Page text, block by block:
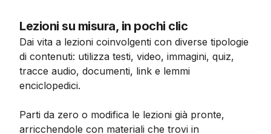
Lezioni su misura, in pochi clic
Dai vita a lezioni coinvolgenti con diverse tipologie
di contenuti: utilizza testi, video, immagini, quiz,
tracce audio, documenti, link e lemmi
enciclopedici.
Parti da zero o modifica le lezioni già pronte,
arricchendole con materiali che trovi in